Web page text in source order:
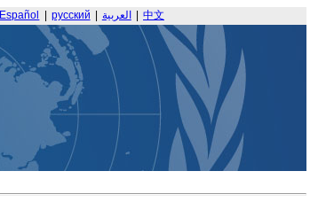
Español русский العربية 中文